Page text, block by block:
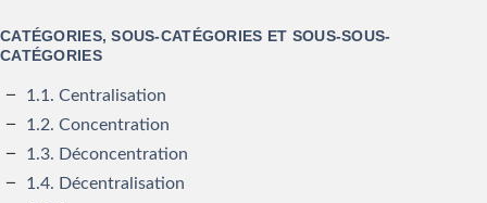
CATÉGORIES, SOUS-CATÉGORIES ET SOUS-SOUS-
CATÉGORIES
1.1. Centralisation
1.2. Concentration
1.3. Déconcentration
1.4. Décentralisation